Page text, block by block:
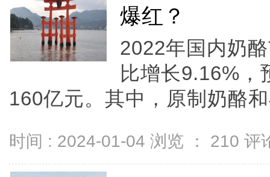
爆红？
2022年国内奶
比增长9.16%，
160亿元。其中，原制奶酪
时间 : 2024-01-04 浏览 ： 210 评